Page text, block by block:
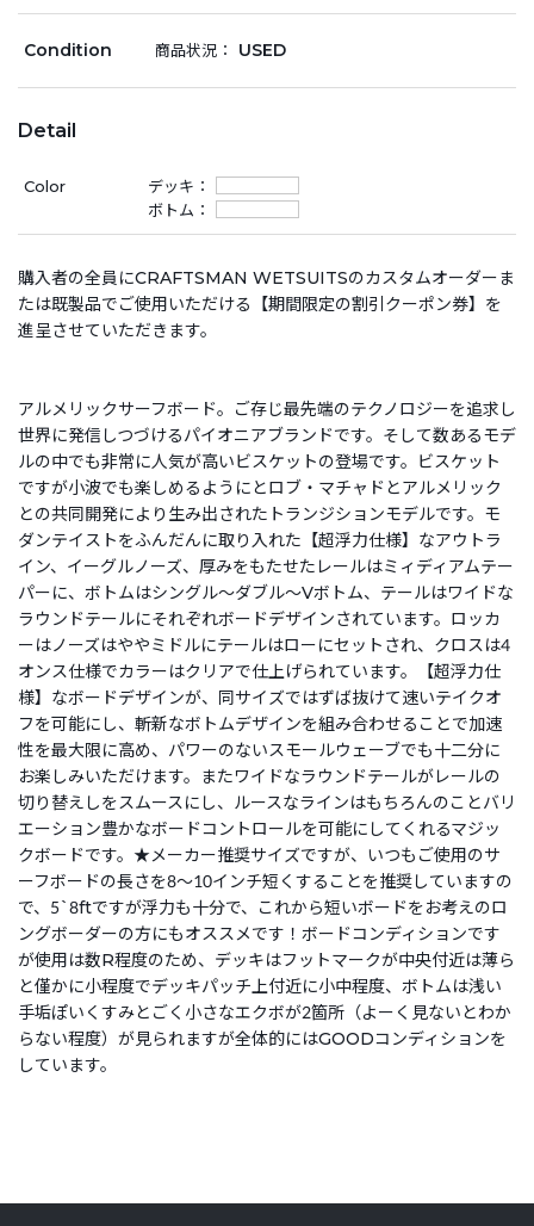
Condition 商品状況： USED
Detail
Color
デッキ：
ボトム：
購入者の全員にCRAFTSMAN WETSUITSのカスタムオーダーま
たは既製品でご使用いただける【期間限定の割引クーポン券】を
進呈させていただきます。
アルメリックサーフボード。ご存じ最先端のテクノロジーを追求し
世界に発信しつづけるパイオニアブランドです。そして数あるモデ
ルの中でも非常に人気が高いビスケットの登場です。ビスケット
ですが小波でも楽しめるようにとロブ・マチャドとアルメリック
との共同開発により生み出されたトランジションモデルです。モ
ダンテイストをふんだんに取り入れた【超浮力仕様】なアウトラ
イン、イーグルノーズ、厚みをもたせたレールはミィディアムテー
パーに、ボトムはシングル～ダブル～Vボトム、テールはワイドな
ラウンドテールにそれぞれボードデザインされています。ロッカ
ーはノーズはややミドルにテールはローにセットされ、クロスは4
オンス仕様でカラーはクリアで仕上げられています。【超浮力仕
様】なボードデザインが、同サイズではずば抜けて速いテイクオ
フを可能にし、斬新なボトムデザインを組み合わせることで加速
性を最大限に高め、パワーのないスモールウェーブでも十二分に
お楽しみいただけます。またワイドなラウンドテールがレールの
切り替えしをスムースにし、ルースなラインはもちろんのことバリ
エーション豊かなボードコントロールを可能にしてくれるマジッ
クボードです。★メーカー推奨サイズですが、いつもご使用のサ
ーフボードの長さを8～10インチ短くすることを推奨していますの
で、5`8ftですが浮力も十分で、これから短いボードをお考えのロ
ングボーダーの方にもオススメです！ボードコンディションです
が使用は数R程度のため、デッキはフットマークが中央付近は薄ら
と僅かに小程度でデッキパッチ上付近に小中程度、ボトムは浅い
手垢ぽいくすみとごく小さなエクボが2箇所（よーく見ないとわか
らない程度）が見られますが全体的にはGOODコンディションを
しています。